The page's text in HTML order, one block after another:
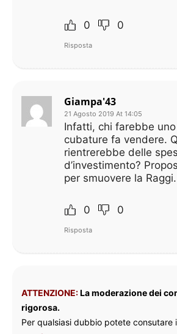
0 0
Risposta
Giampa'43
21 Agosto 2019 At 14:05
Infatti, chi farebbe
cubature fa vendere.
rientrerebbe delle
d’investimento?
per smuovere la Raggi.
0 0
Risposta
ATTENZIONE:La moderazione dei
rigorosa.
Per qualsiasi dubbio potete consutare